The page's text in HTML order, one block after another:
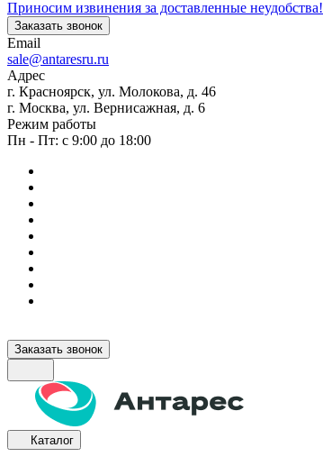
Приносим извинения за доставленные неудобства!
Заказать звонок
Email
sale@antaresru.ru
Адрес
г. Красноярск, ул. Молокова, д. 46
г. Москва, ул. Вернисажная, д. 6
Режим работы
Пн - Пт: с 9:00 до 18:00
Заказать звонок
Каталог